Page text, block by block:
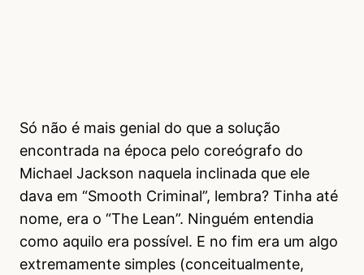
Só não é mais genial do que a solução
encontrada na época pelo coreógrafo do
Michael Jackson naquela inclinada que ele
dava em “Smooth Criminal”, lembra? Tinha até
nome, era o “The Lean”. Ninguém entendia
como aquilo era possível. E no fim era um algo
extremamente simples (conceitualmente,